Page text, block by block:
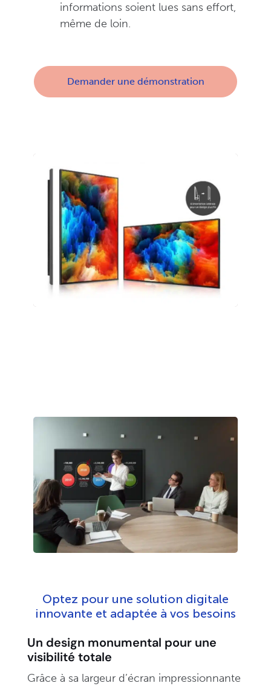
informations soient lues sans effort,
même de loin.
Demander une démonstration
Optez pour une solution digitale
innovante et adaptée à vos besoins
Un design monumental pour une
visibilité totale
Grâce à sa largeur d’écran impressionnante